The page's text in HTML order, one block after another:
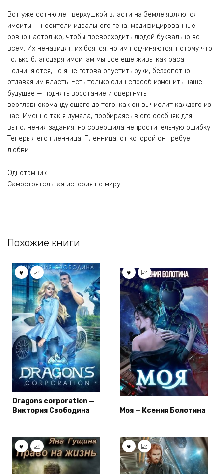
Вот уже сотню лет верхушкой власти на Земле являются
имситы — носители идеального гена, модифицированные
ровно настолько, чтобы превосходить людей буквально во
всем. Их ненавидят, их боятся, но им подчиняются, потому что
только благодаря имситам мы все еще живы как раса.
Подчиняются, но я не готова опустить руки, безропотно
отдавая им власть. Есть только один способ изменить наше
будущее — поднять восстание и свергнуть
верглавнокомандующего до того, как он вычислит каждого из
нас. Именно так я думала, пробираясь в его особняк для
выполнения задания, но совершила непростительную ошибку.
Теперь я его пленница. Пленница, от которой он требует
любви.
Однотомник
Самостоятельная история по миру
Похожие книги
Dragons corporation —
Виктория Свободина
Моя — Ксения Болотина